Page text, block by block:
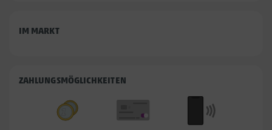
IM MARKT
ZAHLUNGSMÖGLICHKEITEN